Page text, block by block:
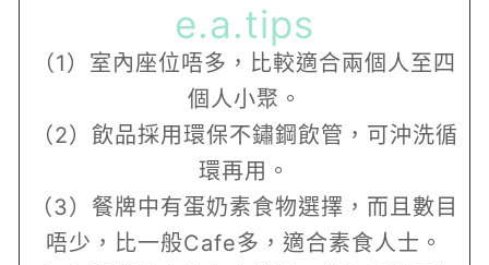
e.a.tips
（1）室內座位唔多，比較適合兩個人至四
個人小聚。
（2）飲品採用環保不鏽鋼飲管，可沖洗循
環再用。
（3）餐牌中有蛋奶素食物選擇，而且數目
唔少，比一般Cafe多，適合素食人士。